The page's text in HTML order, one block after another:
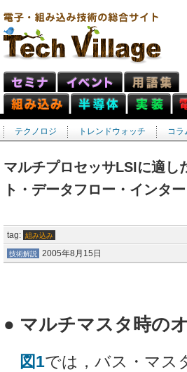
テクノロジ トレンドウォッチ コラ
マルチプロセッサLSIに適
ト・データフロー・インタ
tag: 組み込み
技術解説 2005年8月15日
● マルチマスタ時の
図1では，バス・マス